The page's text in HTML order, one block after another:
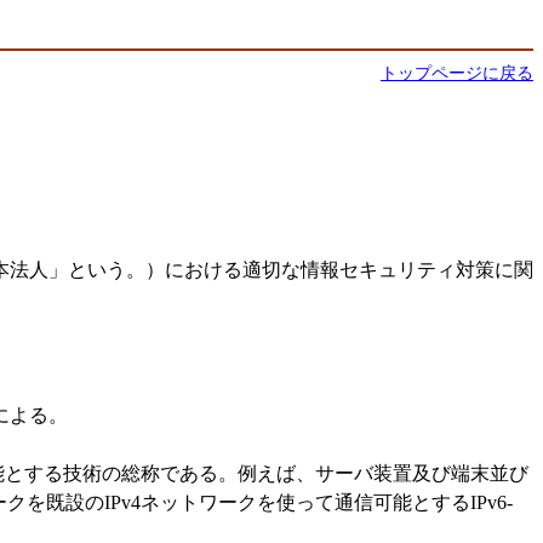
トップページに戻る
人」という。）における適切な情報セキュリティ対策に関
る。
する技術の総称である。例えば、サーバ装置及び端末並び
を既設のIPv4ネットワークを使って通信可能とするIPv6-